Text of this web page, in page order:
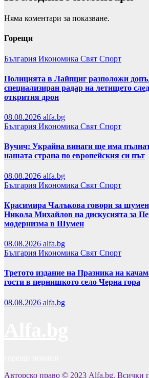
Няма коментари за показване.
Горещи
България Икономика Свят Спорт
Полицията в Лайпциг разположи
специализиран радар на летището
открития дрон
08.08.2026 alfa.bg
България Икономика Свят Спорт
Вучич: Украйна винаги ще има
нашата страна по европейския си път
08.08.2026 alfa.bg
България Икономика Свят Спорт
Красимира Чалъкова говори за
Никола Михайлов на дискусията за
модернизма в Шумен
08.08.2026 alfa.bg
България Икономика Свят Спорт
Третото издание на Празника на
гости в пернишкото село Черна гора
08.08.2026 alfa.bg
Авторско право © 2023 Alfa.bg. Всички